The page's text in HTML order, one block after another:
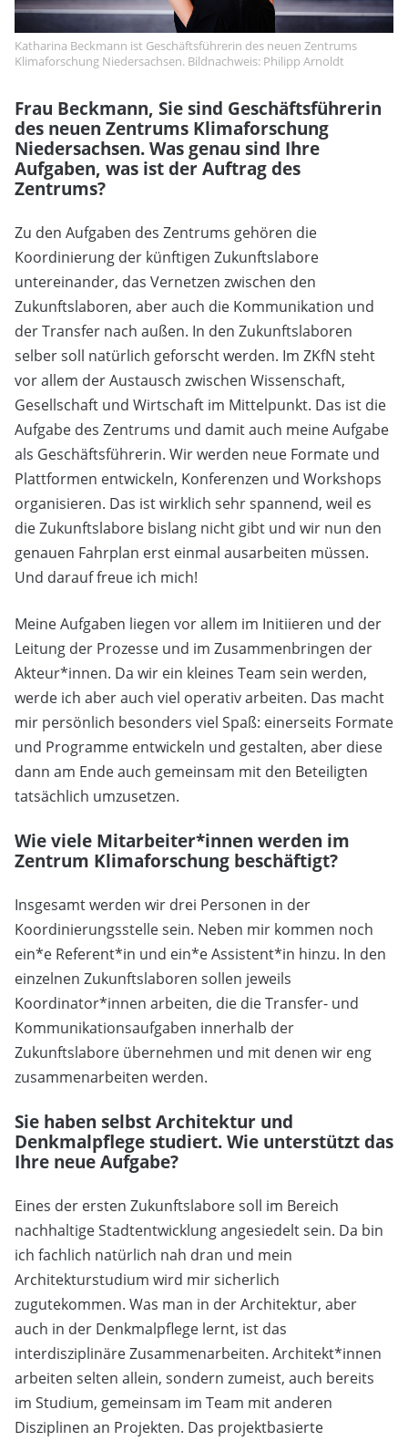
Katharina Beckmann ist Geschäftsführerin des neuen Zentrums
Klimaforschung Niedersachsen. Bildnachweis: Philipp Arnoldt
Frau Beckmann, Sie sind Geschäftsführerin
des neuen Zentrums Klimaforschung
Niedersachsen. Was genau sind Ihre
Aufgaben, was ist der Auftrag des
Zentrums?
Zu den Aufgaben des Zentrums gehören die
Koordinierung der künftigen Zukunftslabore
untereinander, das Vernetzen zwischen den
Zukunftslaboren, aber auch die Kommunikation und
der Transfer nach außen. In den Zukunftslaboren
selber soll natürlich geforscht werden. Im ZKfN steht
vor allem der Austausch zwischen Wissenschaft,
Gesellschaft und Wirtschaft im Mittelpunkt. Das ist die
Aufgabe des Zentrums und damit auch meine Aufgabe
als Geschäftsführerin. Wir werden neue Formate und
Plattformen entwickeln, Konferenzen und Workshops
organisieren. Das ist wirklich sehr spannend, weil es
die Zukunftslabore bislang nicht gibt und wir nun den
genauen Fahrplan erst einmal ausarbeiten müssen.
Und darauf freue ich mich!
Meine Aufgaben liegen vor allem im Initiieren und der
Leitung der Prozesse und im Zusammenbringen der
Akteur*innen. Da wir ein kleines Team sein werden,
werde ich aber auch viel operativ arbeiten. Das macht
mir persönlich besonders viel Spaß: einerseits Formate
und Programme entwickeln und gestalten, aber diese
dann am Ende auch gemeinsam mit den Beteiligten
tatsächlich umzusetzen.
Wie viele Mitarbeiter*innen werden im
Zentrum Klimaforschung beschäftigt?
Insgesamt werden wir drei Personen in der
Koordinierungsstelle sein. Neben mir kommen noch
ein*e Referent*in und ein*e Assistent*in hinzu. In den
einzelnen Zukunftslaboren sollen jeweils
Koordinator*innen arbeiten, die die Transfer- und
Kommunikationsaufgaben innerhalb der
Zukunftslabore übernehmen und mit denen wir eng
zusammenarbeiten werden.
Sie haben selbst Architektur und
Denkmalpflege studiert. Wie unterstützt das
Ihre neue Aufgabe?
Eines der ersten Zukunftslabore soll im Bereich
nachhaltige Stadtentwicklung angesiedelt sein. Da bin
ich fachlich natürlich nah dran und mein
Architekturstudium wird mir sicherlich
zugutekommen. Was man in der Architektur, aber
auch in der Denkmalpflege lernt, ist das
interdisziplinäre Zusammenarbeiten. Architekt*innen
arbeiten selten allein, sondern zumeist, auch bereits
im Studium, gemeinsam im Team mit anderen
Disziplinen an Projekten. Das projektbasierte